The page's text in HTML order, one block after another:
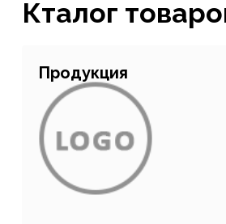
Кталог
Продукция